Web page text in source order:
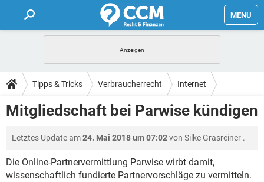
MENU
FORUM
TIPPS
LEXIKON
Tipps & Tricks Verbraucherrecht Internet
Mitgliedschaft bei Parwise kündigen
Letztes Update am24. Mai 2018 um 07:02von Silke Grasreiner .
Die Online-Partnervermittlung Parwise wirbt damit,
wissenschaftlich fundierte Partnervorschläge zu vermitteln.